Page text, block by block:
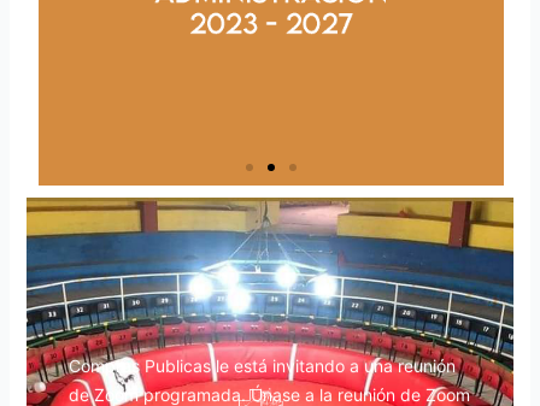
Compras Publicas le está invitando a una reunión
de Zoom programada. Únase a la reunión de Zoom